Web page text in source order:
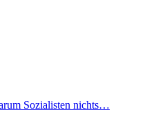
Sozialisten nichts…